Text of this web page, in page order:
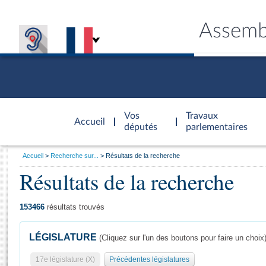
Accueil
d'accueil
Vos
députés
Travaux
parlementaires
Général
Vous
Accueil Recherche sur... Résultats de la recherche
Résultats de la recherche
153466 résultats trouvés
LÉGISLATURE (Cliquez sur l'un des boutons pour faire un choix)
17e législature (X) Précédentes législatures